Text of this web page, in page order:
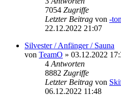
7054 Zugriffe
Letzter Beitrag von -
22.12.2022 21:07
Silvester / Anfänger / Sauna
von TeamO » 03.12.2022
4 Antworten
8882 Zugriffe
Letzter Beitrag von
06.12.2022 11:48